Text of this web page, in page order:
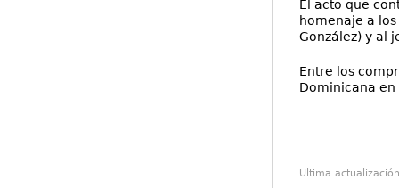
El acto que
homenaje a
González) y al
Entre los
Dominicana
Última